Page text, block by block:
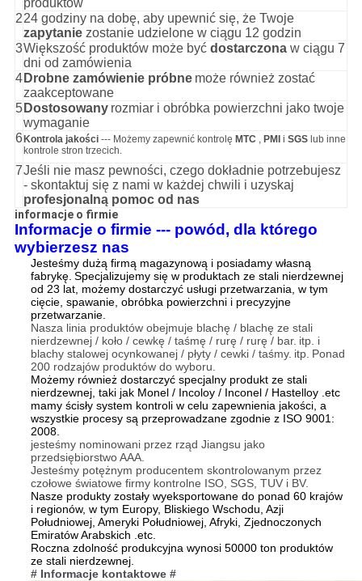
produktów
224 godziny na dobę, aby upewnić się, że Twoje
zapytaniezostanie udzielone w ciągu 12 godzin
3Większość produktów może być dostarczonaw ciągu 7
dni od zamówienia
4 Drobne zamówienie próbne może również zostać
zaakceptowane
5 Dostosowany rozmiar i obróbka powierzchni jako twoje
wymaganie
6 Kontrola jakości--- Możemy zapewnić kontrolę MTC , PMI i SGSlub inne
kontrole stron trzecich.
7Jeśli nie masz pewności, czego dokładnie potrzebujesz
- skontaktuj się z nami w każdej chwili i uzyskaj
profesjonalną pomoc od nas
informacje o firmie
Informacje o firmie --- powód, dla którego
wybierzesz nas
Jesteśmy dużą firmą magazynową i posiadamy własną
fabrykę. Specjalizujemy się w produktach ze stali nierdzewnej
od 23 lat, możemy dostarczyć usługi przetwarzania, w tym
cięcie, spawanie, obróbka powierzchni i precyzyjne
przetwarzanie.
Nasza linia produktów obejmuje blachę / blachę ze stali
nierdzewnej / koło / cewkę / taśmę / rurę / rurę / bar. itp. i
blachy stalowej ocynkowanej / płyty / cewki / taśmy. itp. Ponad
200 rodzajów produktów do wyboru.
Możemy również dostarczyć specjalny produkt ze stali
nierdzewnej, taki jak Monel / Incoloy / Inconel / Hastelloy .etc
mamy ścisły system kontroli w celu zapewnienia jakości, a
wszystkie procesy są przeprowadzane zgodnie z ISO 9001:
2008.
jesteśmy nominowani przez rząd Jiangsu jako
przedsiębiorstwo AAA.
Jesteśmy potężnym producentem skontrolowanym przez
czołowe światowe firmy kontrolne ISO, SGS, TUV i BV.
Nasze produkty zostały wyeksportowane do ponad 60 krajów
i regionów, w tym Europy, Bliskiego Wschodu, Azji
Południowej, Ameryki Południowej, Afryki, Zjednoczonych
Emiratów Arabskich .etc.
Roczna zdolność produkcyjna wynosi 50000 ton produktów
ze stali nierdzewnej.
# Informacje kontaktowe #